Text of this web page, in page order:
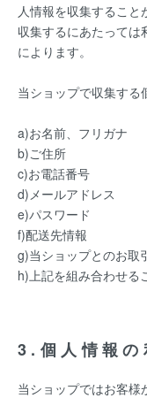
人情報を収集すること
収集するにあたって
によります。
当ショップで収集する
a)お名前、フリガナ
b)ご住所
c)お電話番号
d)メールアドレス
e)パスワード
f)配送先情報
g)当ショップとのお取
h)上記を組み合わせる
3.個人情報の
当ショップではお客様